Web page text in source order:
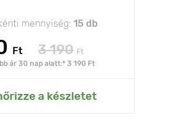
mennyiség: 15 db
Ft 3 190 Ft
ár 30 nap alatt:* 3 190 Ft
a készletet